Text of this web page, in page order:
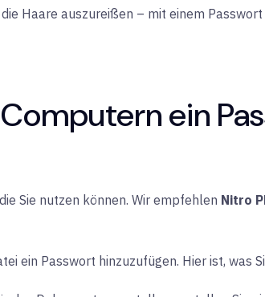
Haare auszureißen – mit einem
ein
Sie nutzen können. Wir empfehlen Nitro
ein Passwort hinzuzufügen. Hier ist, was